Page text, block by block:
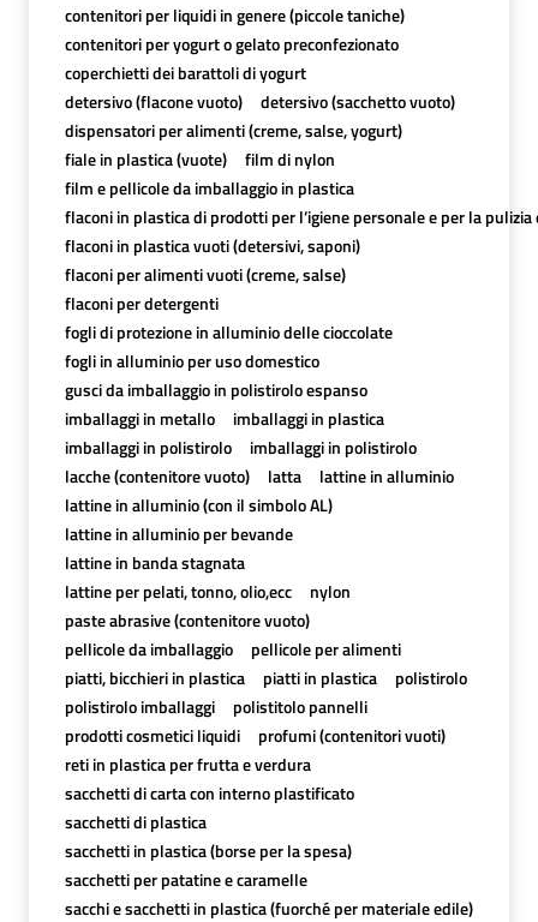
contenitori per liquidi in genere (piccole taniche)
contenitori per yogurt o gelato preconfezionato
coperchietti dei barattoli di yogurt
detersivo (flacone vuoto)
detersivo (sacchetto vuoto)
dispensatori per alimenti (creme, salse, yogurt)
fiale in plastica (vuote)
film di nylon
film e pellicole da imballaggio in plastica
flaconi in plastica di prodotti per l’igiene personale e per la pulizia
flaconi in plastica vuoti (detersivi, saponi)
flaconi per alimenti vuoti (creme, salse)
flaconi per detergenti
fogli di protezione in alluminio delle cioccolate
fogli in alluminio per uso domestico
gusci da imballaggio in polistirolo espanso
imballaggi in metallo
imballaggi in plastica
imballaggi in polistirolo
imballaggi in polistirolo
lacche (contenitore vuoto)
latta
lattine in alluminio
lattine in alluminio (con il simbolo AL)
lattine in alluminio per bevande
lattine in banda stagnata
lattine per pelati, tonno, olio,ecc
nylon
paste abrasive (contenitore vuoto)
pellicole da imballaggio
pellicole per alimenti
piatti, bicchieri in plastica
piatti in plastica
polistirolo
polistirolo imballaggi
polistitolo pannelli
prodotti cosmetici liquidi
profumi (contenitori vuoti)
reti in plastica per frutta e verdura
sacchetti di carta con interno plastificato
sacchetti di plastica
sacchetti in plastica (borse per la spesa)
sacchetti per patatine e caramelle
sacchi e sacchetti in plastica (fuorché per materiale edile)